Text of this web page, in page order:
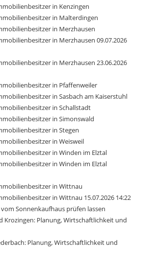
in Kenzingen
in Malterdingen
in Merzhausen
in Merzhausen 09.07.2026
in Merzhausen 23.06.2026
in Pfaffenweiler
in Sasbach am Kaiserstuhl
in Schallstadt
in Simonswald
in Stegen
in Weisweil
in Winden im Elztal
in Winden im Elztal
in Wittnau
in Wittnau 15.07.2026 14:22
Sonnenkaufhaus prüfen lassen
Krozingen: Planung, Wirtschaftlichkeit und
Planung, Wirtschaftlichkeit und